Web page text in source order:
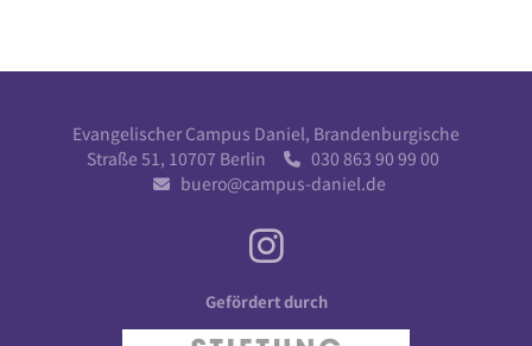
Evangelischer Campus Daniel, Brandenburgische
Straße 51, 10707 Berlin
030 863 90 99 00
 buero@campus-daniel.de
Gefördert durch